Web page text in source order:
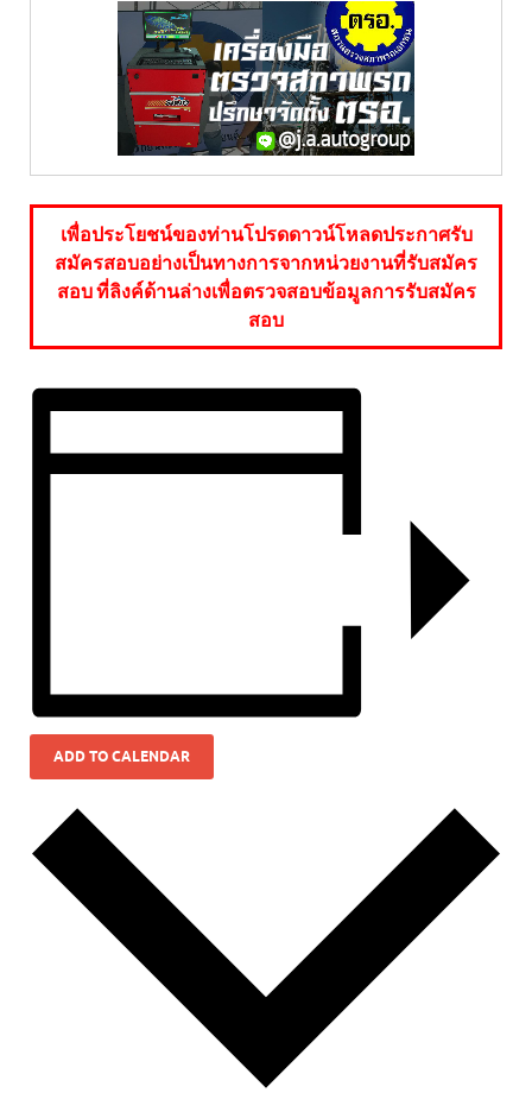
เพื่อประโยชน์ของท่านโปรดดาวน์โหลดประกาศรับ
สมัครสอบอย่างเป็นทางการจากหน่วยงานที่รับสมัคร
สอบ ที่ลิงค์ด้านล่างเพื่อตรวจสอบข้อมูลการรับสมัคร
สอบ
ADD TO CALENDAR